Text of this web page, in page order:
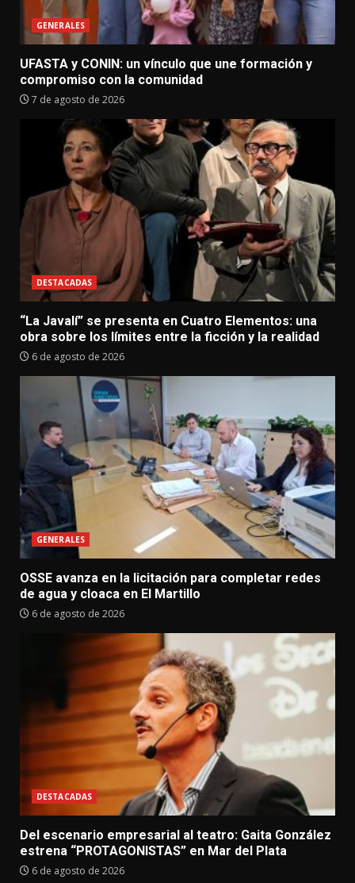
GENERALES
UFASTA y CONIN: un vínculo que une formación y
compromiso con la comunidad
7 de agosto de 2026
DESTACADAS
“La Javalí” se presenta en Cuatro Elementos: una
obra sobre los límites entre la ficción y la realidad
6 de agosto de 2026
GENERALES
OSSE avanza en la licitación para completar redes
de agua y cloaca en El Martillo
6 de agosto de 2026
DESTACADAS
Del escenario empresarial al teatro: Gaita González
estrena “PROTAGONISTAS” en Mar del Plata
6 de agosto de 2026